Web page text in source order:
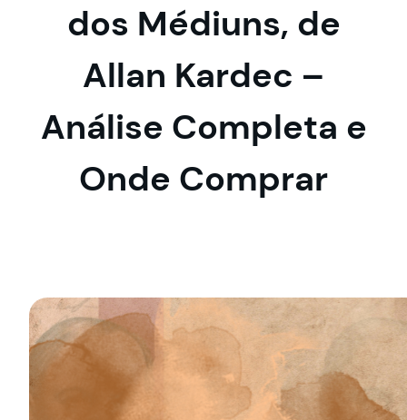
dos Médiuns, de
Allan Kardec –
Análise Completa e
Onde Comprar